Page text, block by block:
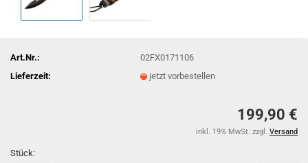
Art.Nr.:
02FX0171106
Lieferzeit:
jetzt vorbestellen
199,90 €
inkl. 19% MwSt. zzgl. Versand
Stück: